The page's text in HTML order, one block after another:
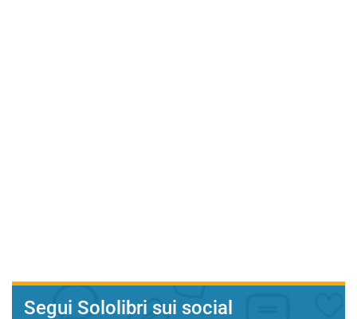
Segui Sololibri sui social